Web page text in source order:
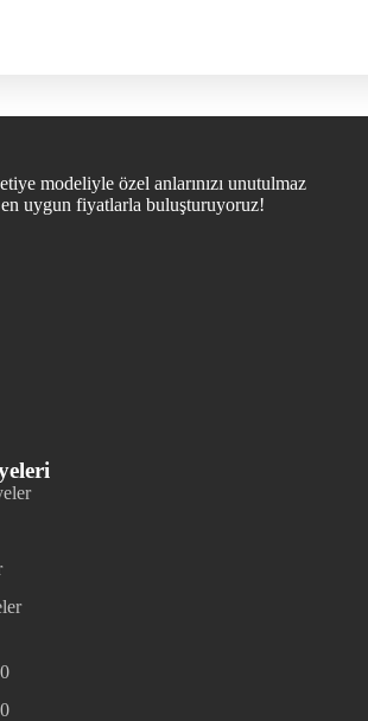
modeliyle özel anlarınızı unutulmaz
uygun fiyatlarla buluşturuyoruz!